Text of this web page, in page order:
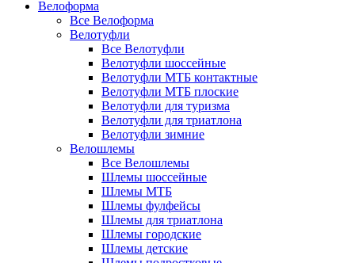
Велоформа
Все Велоформа
Велотуфли
Все Велотуфли
Велотуфли шоссейные
Велотуфли МТБ контактные
Велотуфли МТБ плоские
Велотуфли для туризма
Велотуфли для триатлона
Велотуфли зимние
Велошлемы
Все Велошлемы
Шлемы шоссейные
Шлемы МТБ
Шлемы фулфейсы
Шлемы для триатлона
Шлемы городские
Шлемы детские